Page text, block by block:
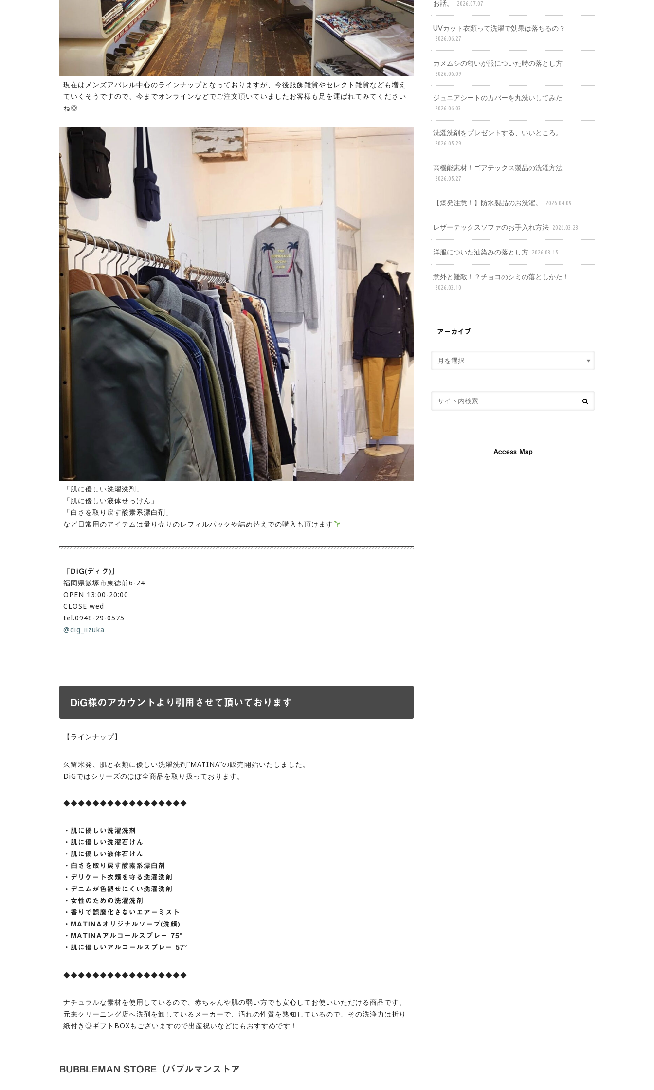
現在はメンズアパレル中心のラインナップとなっておりますが、今後服飾雑貨やセレクト雑貨なども増え
ていくそうですので、今までオンラインなどでご注文頂いていましたお客様も足を運ばれてみてください
ね◎
「肌に優しい洗濯洗剤」
「肌に優しい液体せっけん」
「白さを取り戻す酸素系漂白剤」
など日常用のアイテムは量り売りのレフィルパックや詰め替えでの購入も頂けます
「DiG(ディグ)」
福岡県飯塚市東徳前6-24
OPEN 13:00-20:00
CLOSE wed
tel.0948-29-0575
@dig_iizuka
DiG様のアカウントより引用させて頂いております
【ラインナップ】
久留米発、肌と衣類に優しい洗濯洗剤”MATINA”の販売開始いたしました。
DiGではシリーズのほぼ全商品を取り扱っております。
◆◆◆◆◆◆◆◆◆◆◆◆◆◆◆◆◆
・肌に優しい洗濯洗剤
・肌に優しい洗濯石けん
・肌に優しい液体石けん
・白さを取り戻す酸素系漂白剤
・デリケート衣類を守る洗濯洗剤
・デニムが色褪せにくい洗濯洗剤
・女性のための洗濯洗剤
・香りで誤魔化さないエアーミスト
・MATINAオリジナルソープ(洗顔)
・MATINAアルコールスプレー 75°
・肌に優しいアルコールスプレー 57°
◆◆◆◆◆◆◆◆◆◆◆◆◆◆◆◆◆
ナチュラルな素材を使用しているので、赤ちゃんや肌の弱い方でも安心してお使いいただける商品です。
元来クリーニング店へ洗剤を卸しているメーカーで、汚れの性質を熟知しているので、その洗浄力は折り
紙付き◎ギフトBOXもございますので出産祝いなどにもおすすめです！
BUBBLEMAN STORE（バブルマンストア
お話。 2026.07.07
UVカット衣類って洗濯で効果は落ちるの？
2026.06.27
カメムシの匂いが服についた時の落とし方
2026.06.09
ジュニアシートのカバーを丸洗いしてみた
2026.06.03
洗濯洗剤をプレゼントする、いいところ。
2026.05.29
高機能素材！ゴアテックス製品の洗濯方法
2026.05.27
【爆発注意！】防水製品のお洗濯。 2026.04.09
レザーテックスソファのお手入れ方法 2026.03.23
洋服についた油染みの落とし方 2026.03.15
意外と難敵！？チョコのシミの落としかた！
2026.03.10
アーカイブ
Access Map